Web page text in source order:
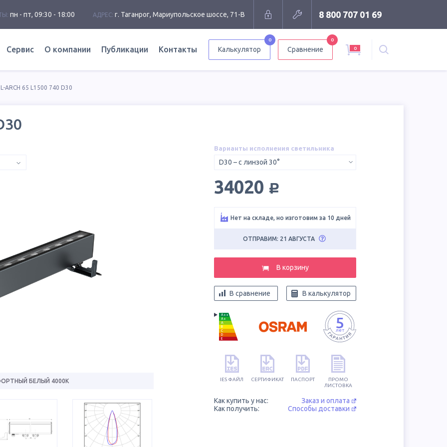
пн - пт, 09:30 - 18:00 АДРЕС: г. Таганрог, Мариупольское шоссе, 71-В 8 800 707 01 69
Сервис О компании Публикации Контакты Калькулятор
0
Сравнение
0
0
ARCH 65 L1500 740 D30
БЕЛЫЙ 4000К
Варианты исполнения светильника
D30 – с линзой 30°
34020 руб.
Нет на складе, но изготовим за 10 дней
ОТПРАВИМ: 21 АВГУСТА
В корзину
В сравнение В калькулятор
A++
A+
A
B
C
D
E
IES ФАЙЛ СЕРТИФИКАТ ПАСПОРТ
ПРОМО
ЛИСТОВКА
Как купить у нас:
Заказ и оплата
Как получить:
Способы доставки